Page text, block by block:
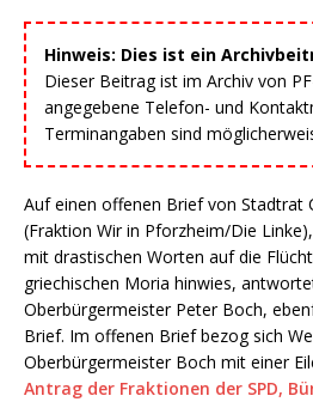
Hinweis: Dies ist ein
Dieser Beitrag ist im Archiv von
angegebene Telefon- und
Terminangaben sind
Auf einen offenen Brief von Stadtrat
(Fraktion Wir in Pforzheim/Die
mit drastischen Worten auf die
griechischen Moria hinwies,
Oberbürgermeister Peter Boch,
Brief. Im offenen Brief bezog sich
Oberbürgermeister Boch mit einer
Antrag der Fraktionen der SPD,